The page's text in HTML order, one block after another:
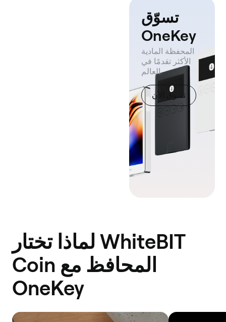
تسوّق
OneKey
المحفظة المادية
الأكثر تقدمًا في
العالم.
تسوق الآن
لماذا تختار WhiteBIT
Coin المحافظ مع
OneKey